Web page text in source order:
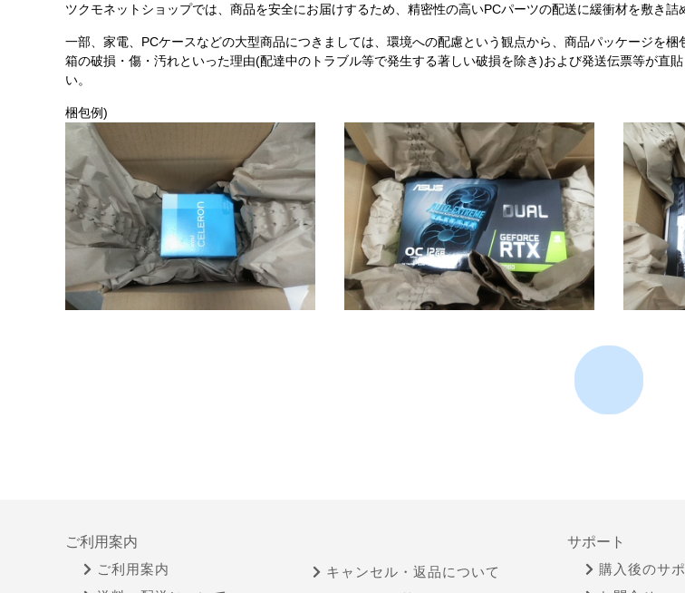
ツクモネットショップでは、商品を安全にお届けするため、精密性の高いPCパーツの配送に緩衝材を敷き
一部、家電、PCケースなどの大型商品につきましては、環境への配慮という観点から、商品パッケージを
箱の破損・傷・汚れといった理由(配達中のトラブル等で発生する著しい破損を除き)および発送伝票等が直
い。
梱包例)
ご利用案内
ご利用案内
キャンセル・返品について
サポート
購入後のサ